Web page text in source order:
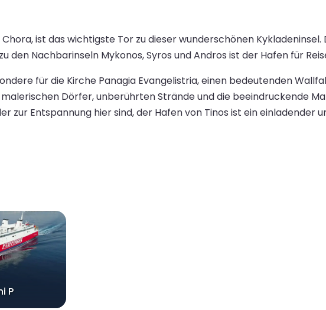
ist das wichtigste Tor zu dieser wunderschönen
den Nachbarinseln Mykonos, Syros und Andros ist der Hafen für
für die Kirche Panagia Evangelistria, einen bedeutenden
Dörfer, unberührten Strände und die beeindruckende
zur Entspannung hier sind, der Hafen von Tinos ist ein einladender
P